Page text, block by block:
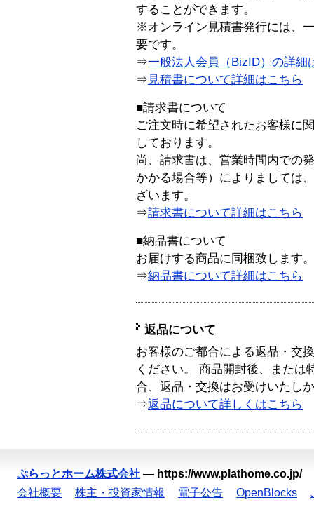
することができます。
※オンライン見積書発行には、
要です。
⇒一般法人会員（BizID）の詳細
⇒ 見積書について詳細はこちら
■請求書について
ご注文時に希望されたお客様に
しております。
尚、請求書は、営業時間内での
かかる場合等）によりましては
ざいます。
⇒請求書について詳細はこちら
■納品書について
お届けする商品に同梱致します。
⇒納品書について詳細はこちら
返品について
お客様のご都合による返品・交
ください。 商品開封後、または
合、返品・交換はお受けいたし
⇒返品について詳しくはこちら
ぷらっとホーム株式会社 — https://www.plathome.co.jp/
会社概要
株主・投資家情報 電子公告 OpenBlocks